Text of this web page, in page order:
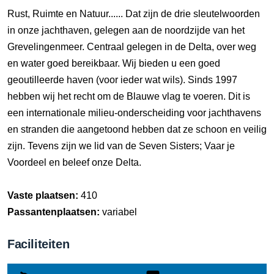
Rust, Ruimte en Natuur...... Dat zijn de drie sleutelwoorden
in onze jachthaven, gelegen aan de noordzijde van het
Grevelingenmeer. Centraal gelegen in de Delta, over weg
en water goed bereikbaar. Wij bieden u een goed
geoutilleerde haven (voor ieder wat wils). Sinds 1997
hebben wij het recht om de Blauwe vlag te voeren. Dit is
een internationale milieu-onderscheiding voor jachthavens
en stranden die aangetoond hebben dat ze schoon en veilig
zijn. Tevens zijn we lid van de Seven Sisters; Vaar je
Voordeel en beleef onze Delta.
Vaste plaatsen: 410
Passantenplaatsen: variabel
Faciliteiten